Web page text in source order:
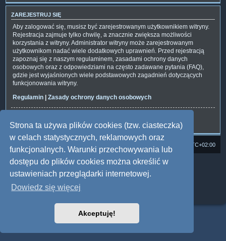
Strona ta używa plików cookies (tzw. ciasteczka)
w celach statystycznych, reklamowych oraz
funkcjonalnych. Warunki przechowywania lub
dostępu do plików cookies można określić w
ustawieniach przeglądarki internetowej.
Dowiedz się więcej
Akceptuję!
ZAREJESTRUJ SIĘ
Aby zalogować się, musisz być zarejestrowanym użytkownikiem witryny.
Rejestracja zajmuje tylko chwilę, a znacznie zwiększa możliwości
korzystania z witryny. Administrator witryny może zarejestrowanym
użytkownikom nadać wiele dodatkowych uprawnień. Przed rejestracją
zapoznaj się z naszym regulaminem, zasadami ochrony danych
osobowych oraz z odpowiedziami na często zadawane pytania (FAQ),
gdzie jest wyjaśnionych wiele podstawowych zagadnień dotyczących
funkcjonowania witryny.
Regulamin | Zasady ochrony danych osobowych
UTC+02:00
Technologię dostarczaphpBB ® Forum Software © phpBB Limited
Polski pakiet językowy dostarczaphpBB.pl
Style: Multi Design by Joyce&Luna
phpBB
Zasady ochrony danych osobowych